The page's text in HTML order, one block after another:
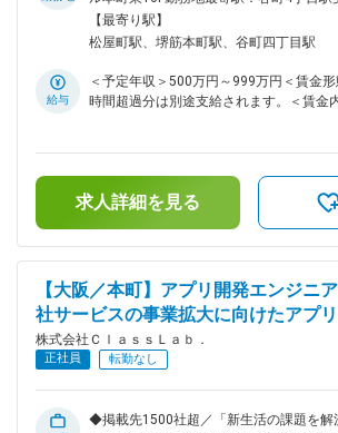
くことが可能 ・キャリアアップや昇給の
る ・メリハリを持って仕事に取り組める 変更の範囲：会社の
な業務 〈新規提携先の開拓〉 獲得した
5件のオンライン商談を実施。大手不動産
即決～数年単位の追客まで戦略を使い分けます。
先の深耕〉 すでに提携している約4,000
〈広域エリアの開拓〉 月1回ほど、関西
あり。全国のマーケットをダイナミック
れます。 ■ 提案が通りやすい理由 不動産会社にとって無料ト
ライアルからスタートでき導入後も「コ
す。 電気の成約率：85% ネットの成約
数：約4,000社 電気・ガス・水道・ネッ
きる体制が、競合との差別化の核です。
部まとめて解決できる」という信頼が、
■ 営業を支える環境 同業他社の多くが汎
いる中、当社では社内エンジニアが営業
の質を高めることに集中できます。 ■業務の魅力 ノルマに追
内喫煙可能場所あり変更の範囲：会社の
【最寄り駅】
松屋町駅、堺筋本町駅、谷町四丁目駅
給与
＜予定年収＞500万円～999万円＜賃金
時間超過分は別途支給されます。＜賃金
手当を含む）＜昇給有無＞有＜残業手当
験・能力を考慮し、決定します。上記予
与含めた金額となっております。■昇給
目安の金額であり、選考を通じて上下す
月給(月額)は固定手当を含めた表記です。
求人詳細を見る
【大阪／本町】アプリ開発エンジニ
社サービスの事業拡大に向けたアプ
株式会社ＣｌａｓｓＬａｂ．
正社員 転勤なし
◆掲載先1500社超／「新生活の課題を解